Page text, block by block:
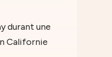
durant une
Californie